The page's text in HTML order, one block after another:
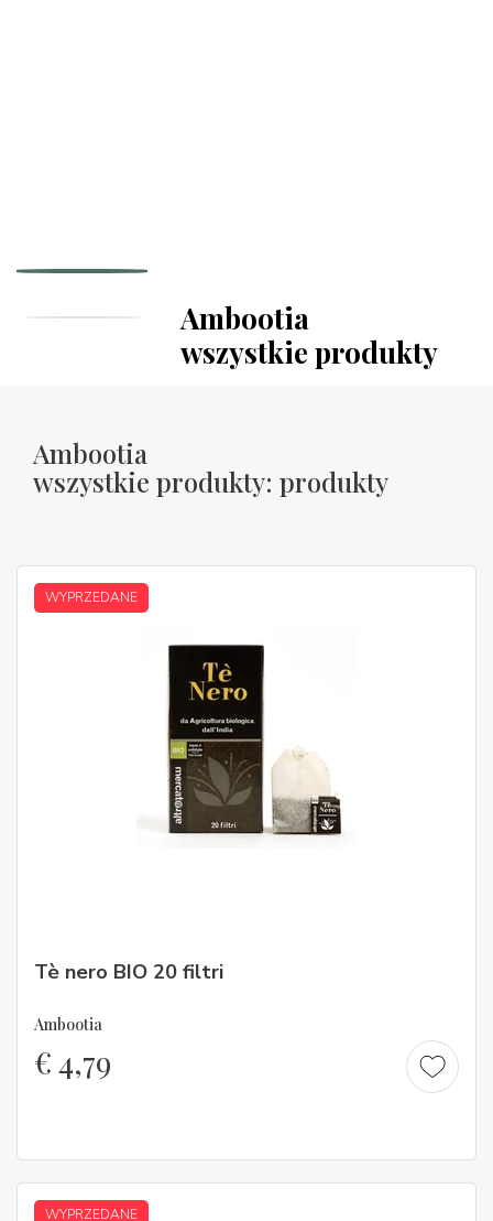
Ambootia
wszystkie produkty
Ambootia
wszystkie produkty: produkty
WYPRZEDANE
Tè nero BIO 20 filtri
Ambootia
€4,79
WYPRZEDANE